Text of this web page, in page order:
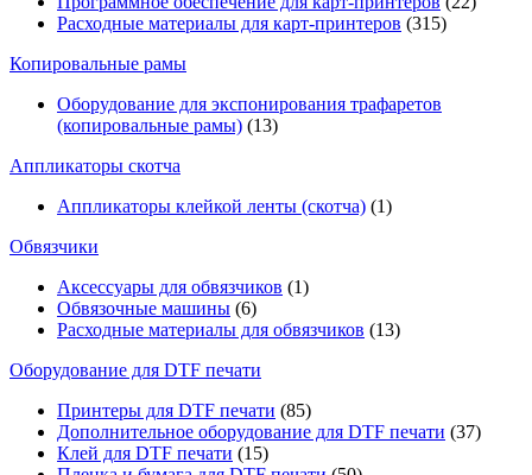
Расходные материалы для карт-принтеров (315)
Копировальные рамы
Оборудование для экспонирования трафаретов
(копировальные рамы) (13)
Аппликаторы скотча
Аппликаторы клейкой ленты (скотча) (1)
Обвязчики
Аксессуары для обвязчиков (1)
Обвязочные машины (6)
Расходные материалы для обвязчиков (13)
Оборудование для DTF печати
Принтеры для DTF печати (85)
Дополнительное оборудование для DTF печати (37)
Клей для DTF печати (15)